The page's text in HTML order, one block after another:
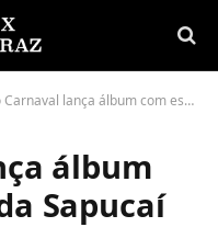
lança álbum com esquentas da Sapucaí
álbum
Sapucaí